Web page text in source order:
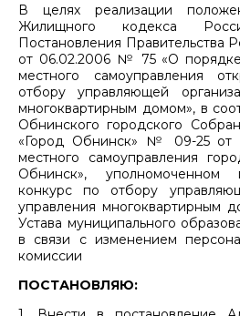
В целях реализации
Жилищного кодекса
Постановления Правительства
от 06.02.2006 № 75 «О
местного самоуправления
отбору управляющей
многоквартирным домом», в
Обнинского городского
«Город Обнинск» № 09-25 от
местного самоуправления
Обнинск», уполномоченном
конкурс по отбору
управления многоквартирным
Устава муниципального
в связи с изменением
комиссии
ПОСТАНОВЛЯЮ: